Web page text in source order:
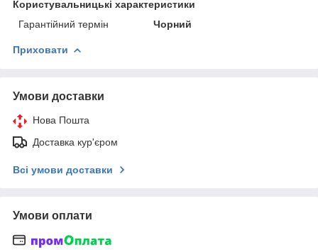
Користувальницькі характеристики
Гарантійний термін
Чорний
Приховати
Умови доставки
Нова Пошта
Доставка кур'єром
Всі умови доставки
Умови оплати